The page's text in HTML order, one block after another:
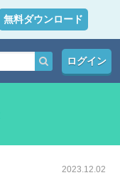
無料ダウンロード
ログイン
2023.12.02